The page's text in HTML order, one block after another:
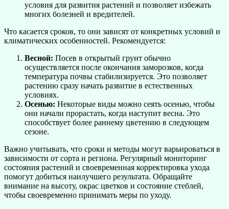
условия для развития растений и позволяет избежать
многих болезней и вредителей.
Что касается сроков, то они зависят от конкретных условий и
климатических особенностей. Рекомендуется:
Весной: Посев в открытый грунт обычно
осуществляется после окончания заморозков, когда
температура почвы стабилизируется. Это позволяет
растению сразу начать развитие в естественных
условиях.
Осенью: Некоторые виды можно сеять осенью, чтобы
они начали прорастать, когда наступит весна. Это
способствует более раннему цветению в следующем
сезоне.
Важно учитывать, что сроки и методы могут варьироваться в
зависимости от сорта и региона. Регулярный мониторинг
состояния растений и своевременная корректировка ухода
помогут добиться наилучшего результата. Обращайте
внимание на высоту, окрас цветков и состояние стеблей,
чтобы своевременно принимать меры по уходу.